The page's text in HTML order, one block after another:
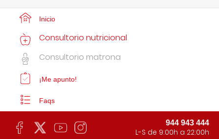
Inicio
Consultorio nutricional
Consultorio matrona
¡Me apunto!
Faqs
944 943 444
L-S de 9:00h a 22:00h